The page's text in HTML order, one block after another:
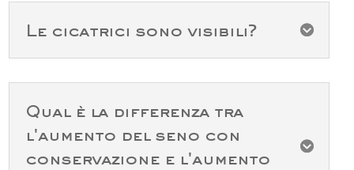

Le cicatrici sono visibili?

Qual è la differenza tra
l'aumento del seno con
conservazione e l'aumento